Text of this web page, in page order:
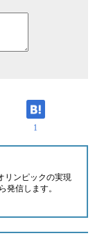
1
リンピックの実現
発信します。